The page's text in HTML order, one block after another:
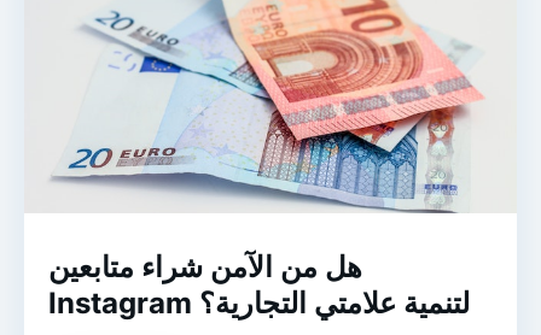
هل من الآمن شراء متابعين
Instagram لتنمية علامتي التجارية؟